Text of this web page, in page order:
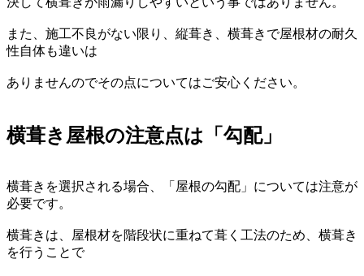
また、施工不良がない限り、縦葺き、横葺きで屋根材の耐久
性自体も違いは
ありませんのでその点についてはご安心ください。
横葺き屋根の注意点は「勾配」
横葺きを選択される場合、「屋根の勾配」については注意が
必要です。
横葺きは、屋根材を階段状に重ねて葺く工法のため、横葺き
を行うことで